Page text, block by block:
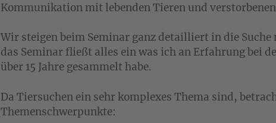
Kommunikation mit lebenden Tieren und
Wir steigen beim Seminar ganz detailliert in die
das Seminar fließt alles ein was ich an Erfahrung bei
über 15 Jahre gesammelt habe.
Da Tiersuchen ein sehr komplexes Thema sind,
Themenschwerpunkte: